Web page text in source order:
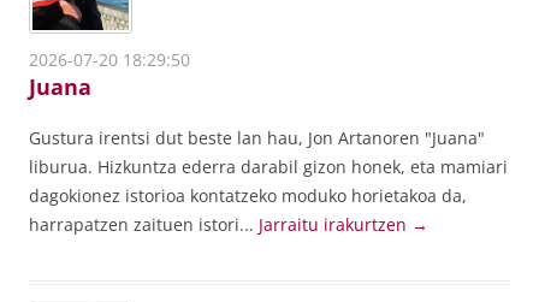
2026-07-20 18:29:50
Juana
Gustura irentsi dut beste lan hau, Jon Artanoren "Juana"
liburua. Hizkuntza ederra darabil gizon honek, eta mamiari
dagokionez istorioa kontatzeko moduko horietakoa da,
harrapatzen zaituen istori... Jarraitu irakurtzen →